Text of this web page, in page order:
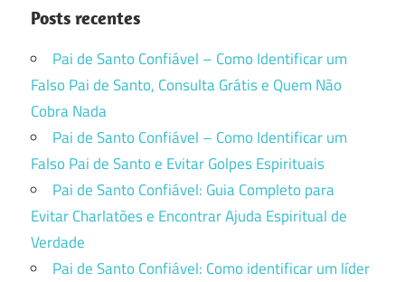
posts
Posts recentes
Pai de Santo Confiável – Como Identificar um
Falso Pai de Santo, Consulta Grátis e Quem Não
Cobra Nada
Pai de Santo Confiável – Como Identificar um
Falso Pai de Santo e Evitar Golpes Espirituais
Pai de Santo Confiável: Guia Completo para
Evitar Charlatões e Encontrar Ajuda Espiritual de
Verdade
Pai de Santo Confiável: Como identificar um líder